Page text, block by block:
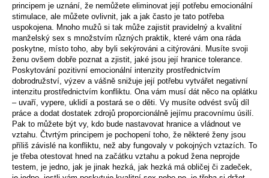
principem je uznání, že nemůžete eliminovat její potřebu emocionální
stimulace, ale můžete ovlivnit, jak a jak často je tato potřeba
uspokojena. Mnoho mužů si tak může zajistit pravidelný a kvalitní
manželský sex s množstvím různých praktik, které vám ona ráda
poskytne, místo toho, aby byli sekýrováni a citýrováni. Musíte svoji
ženu ovšem dobře poznat a zjistit, jaké jsou její hranice tolerance.
Poskytování pozitivní emocionální intenzity prostřednictvím
dobrodružství, výzev a vášně snižuje její potřebu vytvářet negativní
intenzitu prostřednictvím konfliktu. Ona vám musí dát něco na oplátku
– uvaří, vypere, uklidí a postará se o děti. Vy musíte odvést svůj díl
práce a dodat dostatek zdrojů proporcionálně jejímu pracovnímu úsilí.
Pak to můžete být vy, kdo bude nastavovat hranice a vládnout ve
vztahu. Čtvrtým principem je pochopení toho, že některé ženy jsou
příliš závislé na konfliktu, než aby fungovaly v pokojných vztazích. To
je třeba otestovat hned na začátku vztahu a pokud žena neprojde
testem, je jedno, jak je jinak hezká, jak hezká má obličej či zadeček,